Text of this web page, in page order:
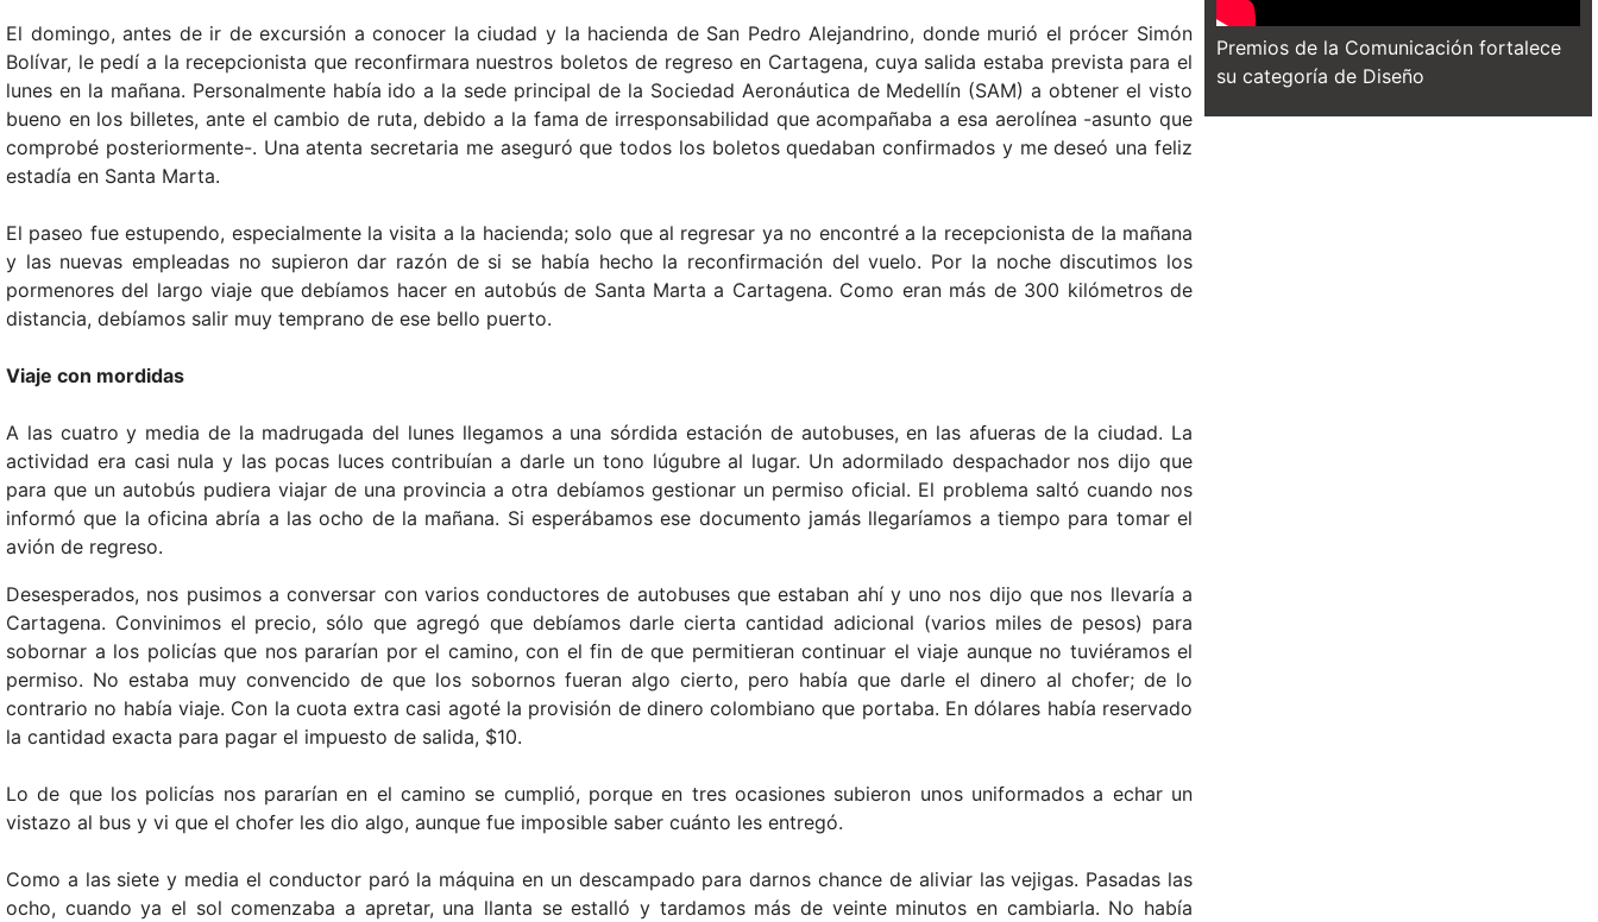
El domingo, antes de ir de excursión a conocer la ciudad y la hacienda de San Pedro Alejandrino, donde murió el prócer Simón
Bolívar, le pedí a la recepcionista que reconfirmara nuestros boletos de regreso en Cartagena, cuya salida estaba prevista para el
lunes en la mañana. Personalmente había ido a la sede principal de la Sociedad Aeronáutica de Medellín (SAM) a obtener el visto
bueno en los billetes, ante el cambio de ruta, debido a la fama de irresponsabilidad que acompañaba a esa aerolínea -asunto que
comprobé posteriormente-. Una atenta secretaria me aseguró que todos los boletos quedaban confirmados y me deseó una feliz
estadía en Santa Marta.
El paseo fue estupendo, especialmente la visita a la hacienda; solo que al regresar ya no encontré a la recepcionista de la mañana
y las nuevas empleadas no supieron dar razón de si se había hecho la reconfirmación del vuelo. Por la noche discutimos los
pormenores del largo viaje que debíamos hacer en autobús de Santa Marta a Cartagena. Como eran más de 300 kilómetros de
distancia, debíamos salir muy temprano de ese bello puerto.
Viaje con mordidas
A las cuatro y media de la madrugada del lunes llegamos a una sórdida estación de autobuses, en las afueras de la ciudad. La
actividad era casi nula y las pocas luces contribuían a darle un tono lúgubre al lugar. Un adormilado despachador nos dijo que
para que un autobús pudiera viajar de una provincia a otra debíamos gestionar un permiso oficial. El problema saltó cuando nos
informó que la oficina abría a las ocho de la mañana. Si esperábamos ese documento jamás llegaríamos a tiempo para tomar el
avión de regreso.
Desesperados, nos pusimos a conversar con varios conductores de autobuses que estaban ahí y uno nos dijo que nos llevaría a
Cartagena. Convinimos el precio, sólo que agregó que debíamos darle cierta cantidad adicional (varios miles de pesos) para
sobornar a los policías que nos pararían por el camino, con el fin de que permitieran continuar el viaje aunque no tuviéramos el
permiso. No estaba muy convencido de que los sobornos fueran algo cierto, pero había que darle el dinero al chofer; de lo
contrario no había viaje. Con la cuota extra casi agoté la provisión de dinero colombiano que portaba. En dólares había reservado
la cantidad exacta para pagar el impuesto de salida, $10.
Lo de que los policías nos pararían en el camino se cumplió, porque en tres ocasiones subieron unos uniformados a echar un
vistazo al bus y vi que el chofer les dio algo, aunque fue imposible saber cuánto les entregó.
Como a las siete y media el conductor paró la máquina en un descampado para darnos chance de aliviar las vejigas. Pasadas las
ocho, cuando ya el sol comenzaba a apretar, una llanta se estalló y tardamos más de veinte minutos en cambiarla. No había
Premios de la Comunicación fortalece
su categoría de Diseño